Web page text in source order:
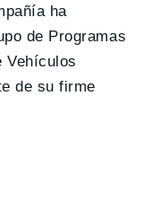
ha
de Programas
Vehículos
de su firme